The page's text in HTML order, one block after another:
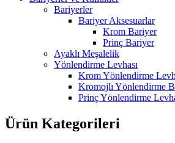
Bariyerler
Bariyer Aksesuarlar
Krom Bariyer
Prinç Bariyer
Ayaklı Meşalelik
Yönlendirme Levhası
Krom Yönlendirme
Kromojlı Yönlendirme
Prinç Yönlendirme
Ürün Kategorileri